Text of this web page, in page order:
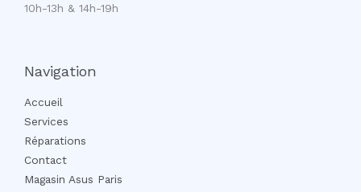
10h-13h & 14h-19h
Navigation
Accueil
Services
Réparations
Contact
Magasin Asus Paris